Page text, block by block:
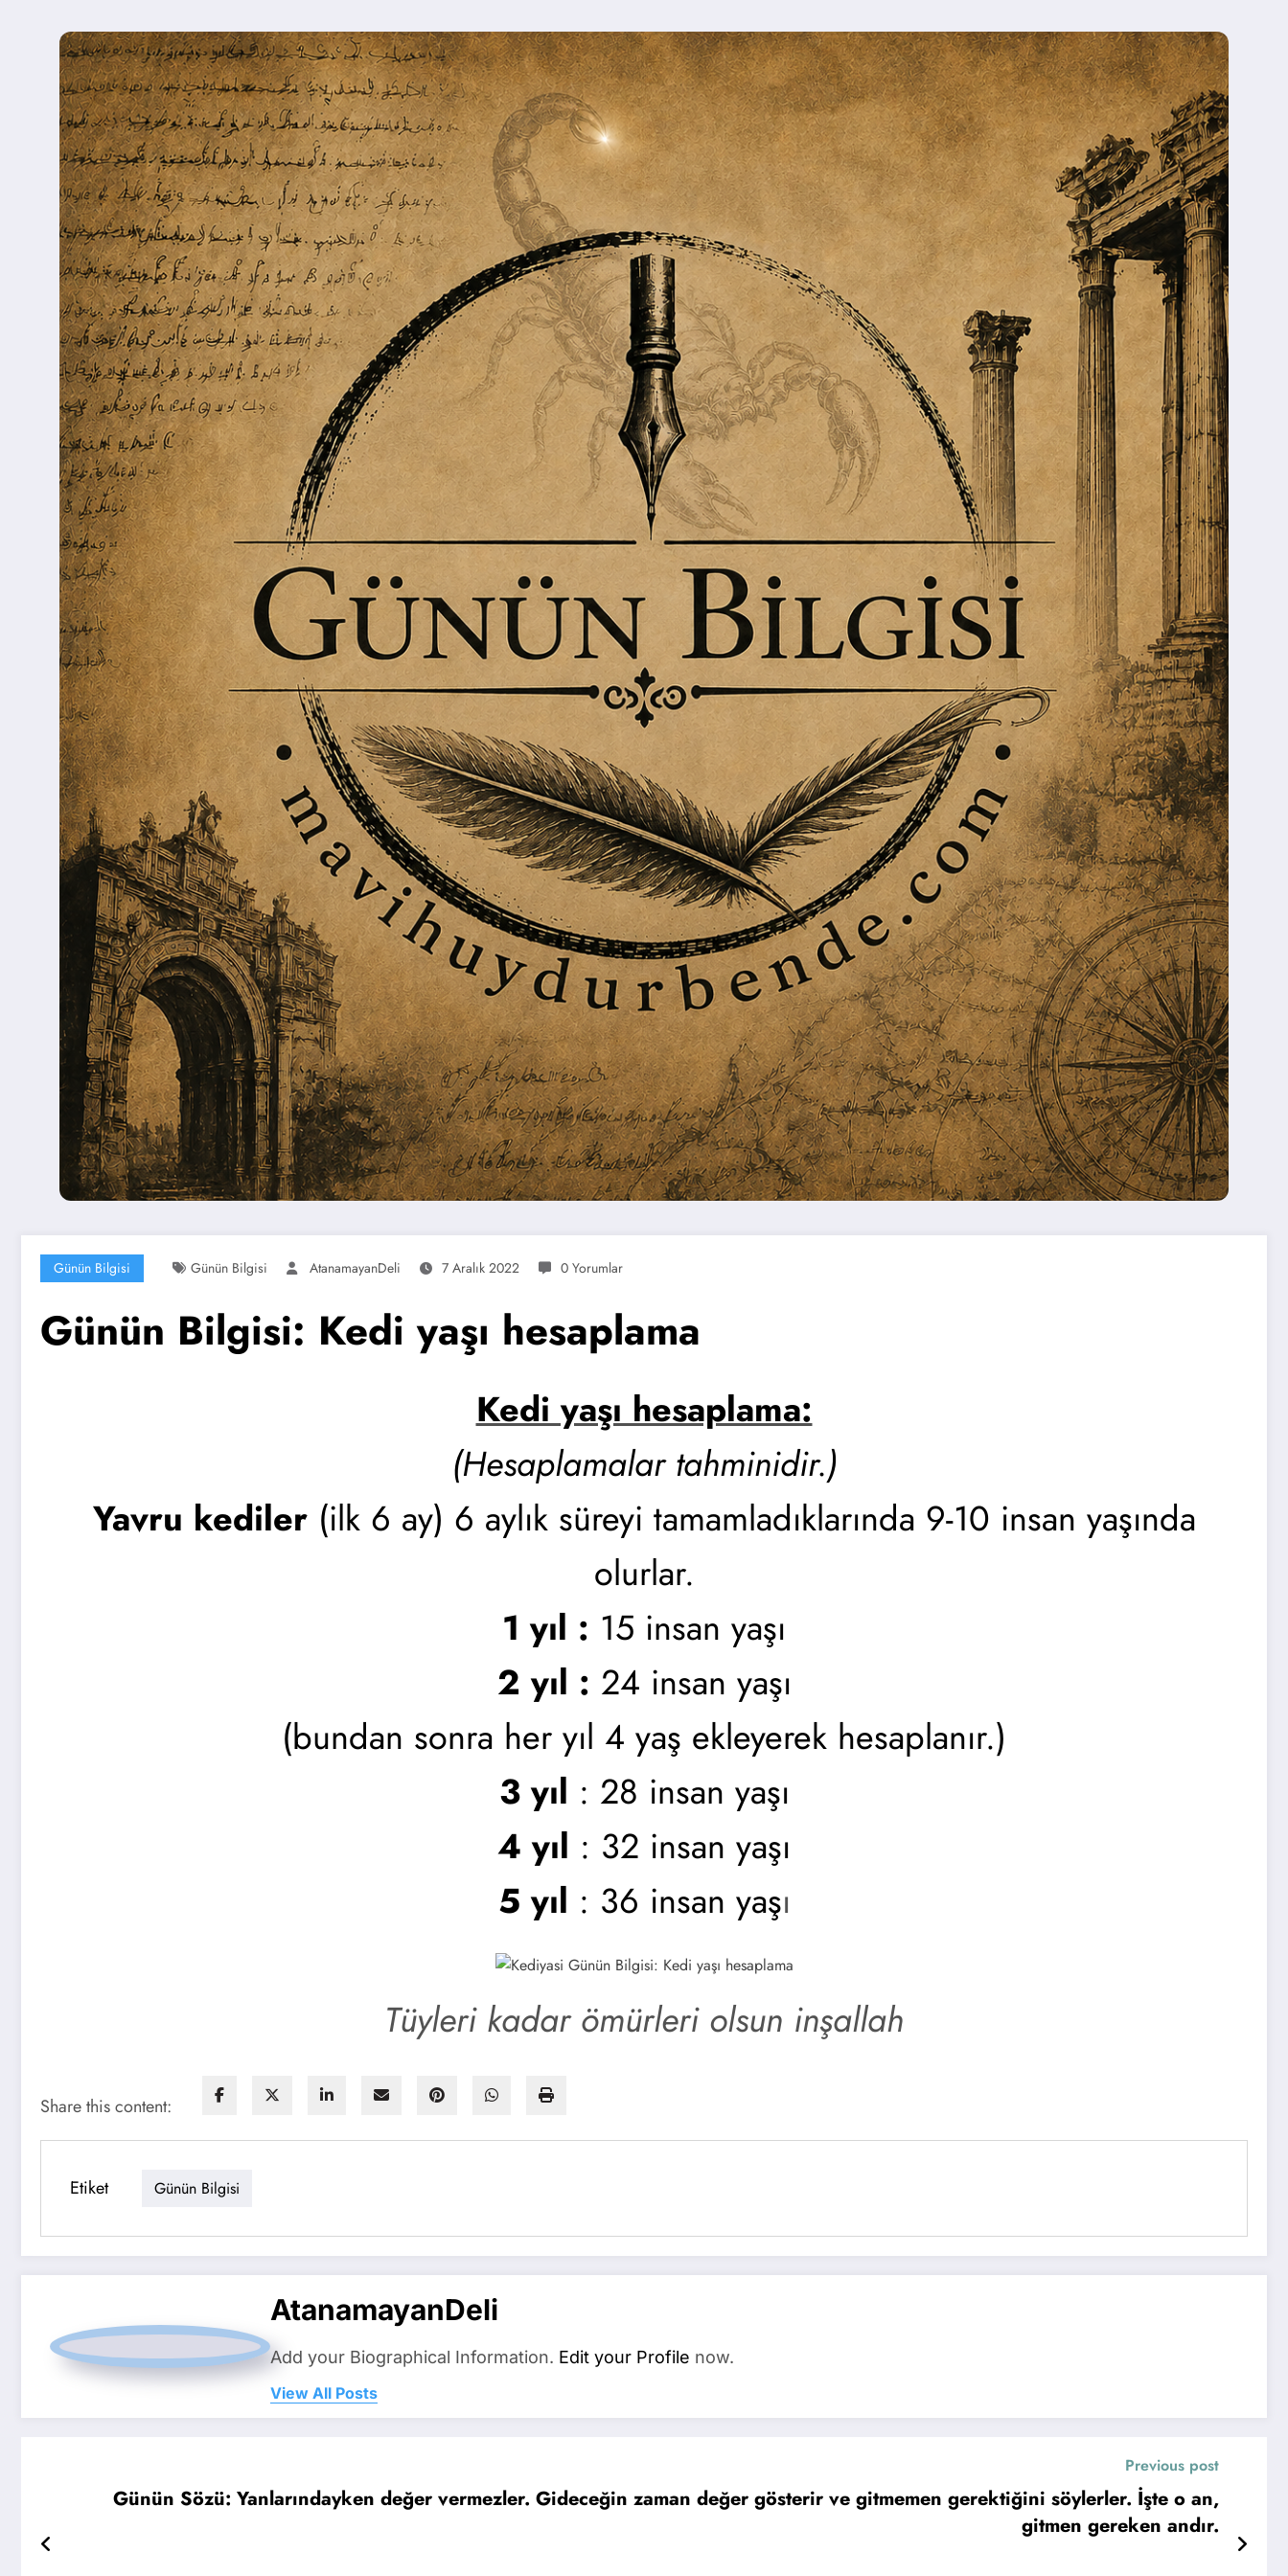
Günün Bilgisi Günün Bilgisi AtanamayanDeli 7 Aralık 2022 0 Yorumlar
Günün Bilgisi: Kedi yaşı hesaplama
Kedi yaşı hesaplama:
(Hesaplamalar tahminidir.)
Yavru kediler(ilk 6 ay) 6 aylık süreyi tamamladıklarında 9-10 insan yaşında
olurlar.
1 yıl : 15 insan yaşı
2 yıl : 24 insan yaşı
(bundan sonra her yıl 4 yaş ekleyerek hesaplanır.)
3yıl : 28 insan yaşı
4yıl : 32 insan yaşı
5yıl : 36 insan yaşı
Tüyleri kadar ömürleri olsun inşallah
Share this content:
Etiket Günün Bilgisi
AtanamayanDeli
Add your Biographical Information. Edit your Profile now.
View All Posts
Previous post
Günün Sözü: Yanlarındayken değer vermezler. Gideceğin zaman değer gösterir ve gitmemen gerektiğini söylerler. İşte o an,
gitmen gereken andır.